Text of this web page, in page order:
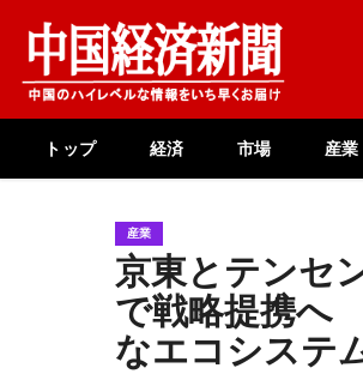
content
トップ 経済 市場 産業
産業
京東とテンセ
で戦略提携へ
なエコシステ